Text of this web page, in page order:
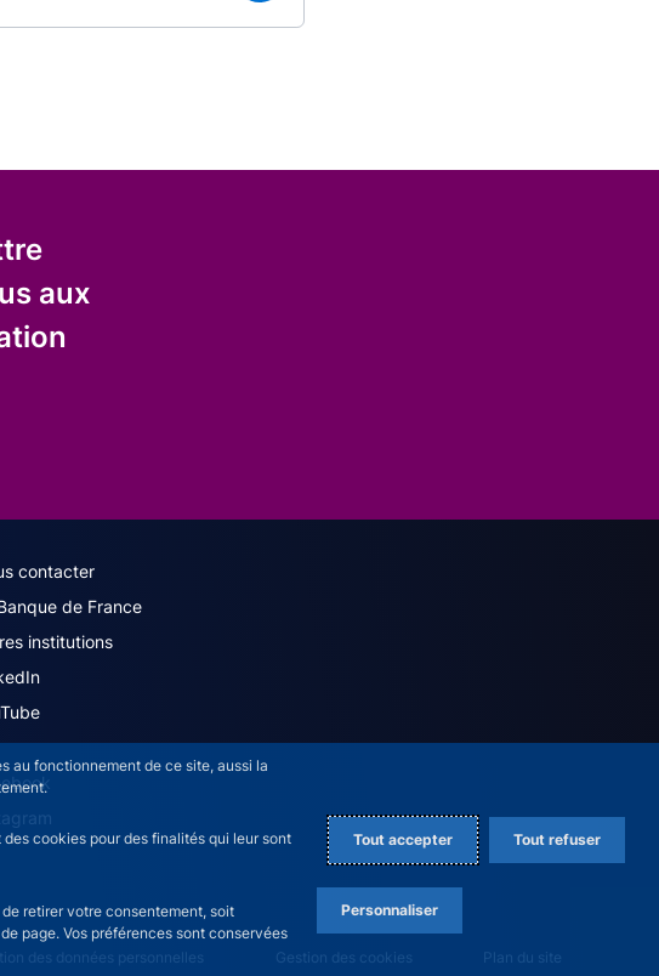
au fonctionnement de ce site, aussi la
cookies pour des finalités qui leur sont
retirer votre consentement, soit
page. Vos préférences sont conservées
Tout accepter Tout refuser
Personnaliser
aux
footer secondary menu (French)
contacter
de France
institutions
des données personnelles Gestion des cookies Plan du site